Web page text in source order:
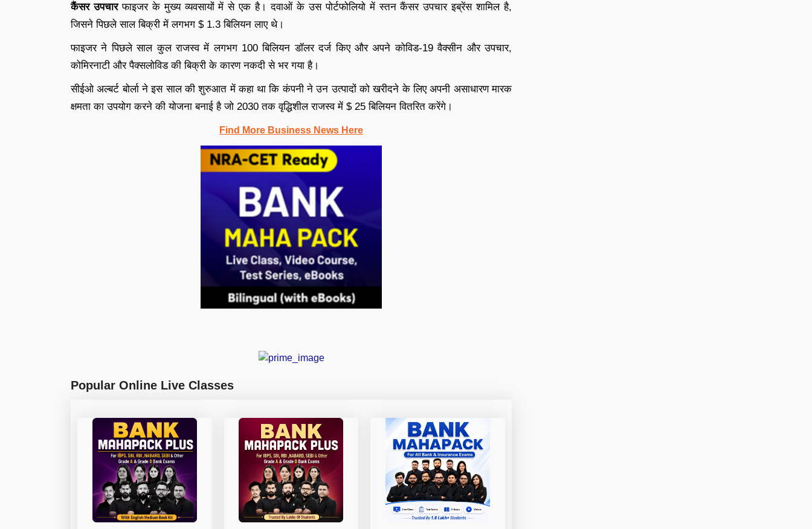
कैंसर उपचारफाइजर के मुख्य व्यवसायों में से एक है। दवाओं के उस पोर्टफोलियो में स्तन कैंसर उपचार इब्रेंस शामिल है,
जिसने पिछले साल बिक्री में लगभग $ 1.3 बिलियन लाए थे।
फाइजर ने पिछले साल कुल राजस्व में लगभग 100 बिलियन डॉलर दर्ज किए और अपने कोविड-19 वैक्सीन और उपचार,
कोमिरनाटी और पैक्सलोविड की बिक्री के कारण नकदी से भर गया है।
सीईओ अल्बर्ट बोर्ला ने इस साल की शुरुआत में कहा था कि कंपनी ने उन उत्पादों को खरीदने के लिए अपनी असाधारण मारक
क्षमता का उपयोग करने की योजना बनाई है जो 2030 तक वृद्धिशील राजस्व में $ 25 बिलियन वितरित करेंगे।
Find More Business News Here
Popular Online Live Classes